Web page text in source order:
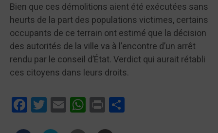
Bien que ces démolitions aient été exécutées sans
heurts de la part des populations victimes, certains
occupants de ce terrain ont estimé que la décision
des autorités de la ville va à l’encontre d’un arrêt
rendu par le conseil d’État. Verdict qui aurait rétabli
ces citoyens dans leurs droits.
FacebookTwitterEmail WhatsApp
Print